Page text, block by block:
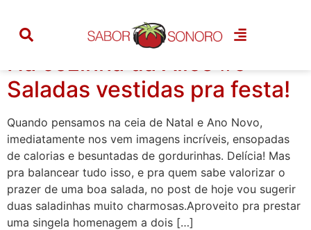
Categoria:festas
Na cozinha da Alice #9 –
Saladas vestidas pra festa!
Quando pensamos na ceia de Natal e Ano Novo,
imediatamente nos vem imagens incríveis, ensopadas
de calorias e besuntadas de gordurinhas. Delícia! Mas
pra balancear tudo isso, e pra quem sabe valorizar o
prazer de uma boa salada, no post de hoje vou sugerir
duas saladinhas muito charmosas.Aproveito pra prestar
uma singela homenagem a dois […]